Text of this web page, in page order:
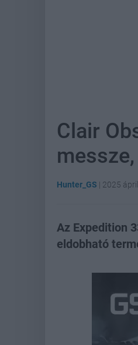
Clair
Hunter_GS | 2025
Az Expedition
eldobható